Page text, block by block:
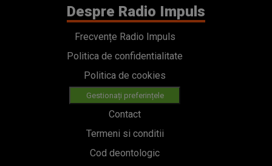
Despre Radio Impuls
Frecvențe Radio Impuls
Politica de confidentialitate
Politica de cookies
Gestionați preferințele
Contact
Termeni si conditii
Cod deontologic